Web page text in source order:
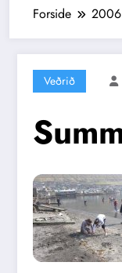
Forside 2006
Veðrið